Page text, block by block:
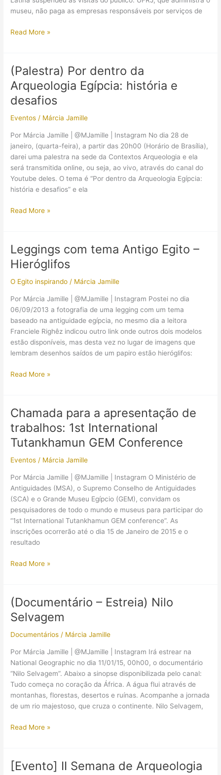
museu, não paga as empresas responsáveis por serviços de
Museu
fechado
por
tempo
indeterminado
Read More »
(Palestra) Por dentro da
Arqueologia Egípcia: história e
desafios
Eventos / Márcia Jamille
Por Márcia Jamille | @MJamille | Instagram No dia 28 de
janeiro, (quarta-feira), a partir das 20h00 (Horário de Brasília),
darei uma palestra na sede da Contextos Arqueologia e ela
será transmitida online, ou seja, ao vivo, através do canal do
Youtube deles. O tema é “Por dentro da Arqueologia Egípcia:
história e desafios” e ela
(Palestra)
Arqueologia
Egípcia:
e
desafios
Read More »
Leggings com tema Antigo Egito –
Hieróglifos
O Egito inspirando / Márcia Jamille
Por Márcia Jamille | @MJamille | Instagram Postei no dia
06/09/2013 a fotografia de uma legging com um tema
baseado na antiguidade egípcia, no mesmo dia a leitora
Franciele Righêz indicou outro link onde outros dois modelos
estão disponíveis, mas desta vez no lugar de imagens que
lembram desenhos saídos de um papiro estão hieróglifos:
Leggings
Egito
–
Hieróglifos
Read More »
Chamada para a apresentação de
trabalhos: 1st International
Tutankhamun GEM Conference
Eventos / Márcia Jamille
Por Márcia Jamille | @MJamille | Instagram O Ministério de
Antiguidades (MSA), o Supremo Conselho de Antiguidades
(SCA) e o Grande Museu Egípcio (GEM), convidam os
pesquisadores de todo o mundo e museus para participar do
“1st International Tutankhamun GEM conference”. As
inscrições ocorrerão até o dia 15 de Janeiro de 2015 e o
resultado
Chamada
apresentação
de
trabalhos:
International
Tutankhamun
GEM
Conference
Read More »
(Documentário – Estreia) Nilo
Selvagem
Documentários / Márcia Jamille
Por Márcia Jamille | @MJamille | Instagram Irá estrear na
National Geographic no dia 11/01/15, 00h00, o documentário
“Nilo Selvagem”. Abaixo a sinopse disponibilizada pelo canal:
Tudo começa no coração da África. A água flui através de
montanhas, florestas, desertos e ruínas. Acompanhe a jornada
de um rio majestoso, que cruza o continente. Nilo Selvagem,
(Documentário
Nilo
Selvagem
Read More »
[Evento] II Semana de Arqueologia